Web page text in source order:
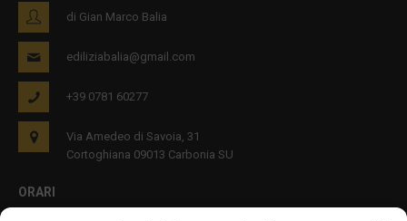
di Gian Marco Balia
ediliziabalia@gmail.com
+39 0781 60277
Via Amedeo di Savoia, 31
Cortoghiana 09013 Carbonia SU
ORARI